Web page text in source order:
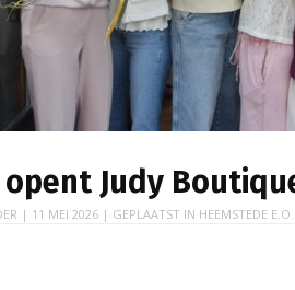
Judy
| 11 MEI 2026 | GEPLAATST IN HEEMSTEDE E.O.